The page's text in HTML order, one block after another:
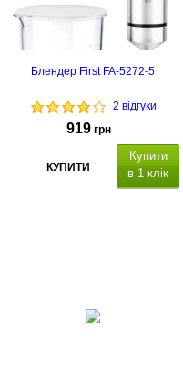
Блендер First FA-5272-5
2 відгуки
919 грн
КУПИТИ
Купити
в 1 клік